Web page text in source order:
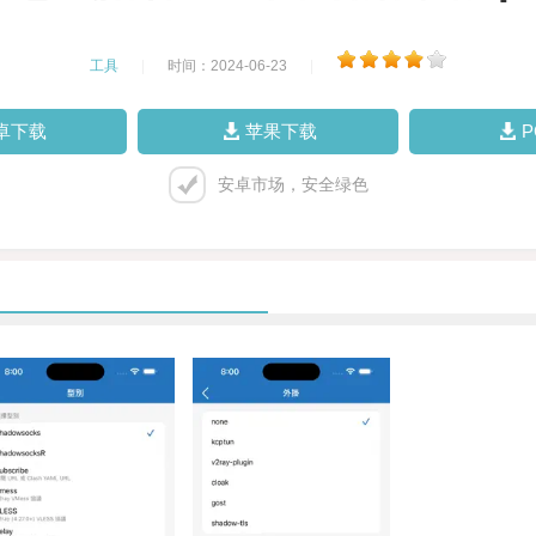
工具 时间：2024-06-23
下载 苹果下载
安卓市场，安全绿色